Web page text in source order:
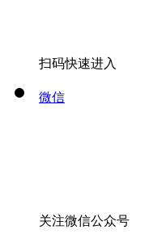
扫码快速进入
微信
关注微信公众号